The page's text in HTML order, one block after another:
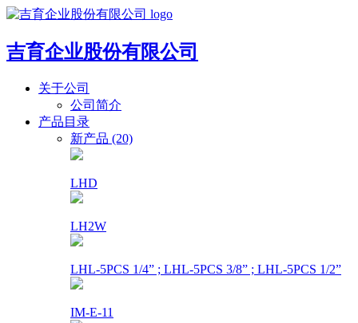
吉育企业股份有限公司
关于公司
公司简介
产品目录
新产品 (20)
LHD
LH2W
LHL-5PCS 1/4” ; LHL-5PCS 3/8” ; LHL-5PCS 1/2”
IM-E-11